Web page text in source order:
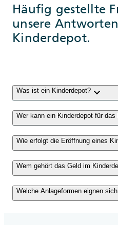
Häufig gestellte
unsere
Kinderdepot.
Was ist ein Kinderdepot? keyboard_arrow_down
Wer kann ein Kinderdepot für das
Wie erfolgt die Eröffnung eines
Wem gehört das Geld im
Welche Anlageformen eignen